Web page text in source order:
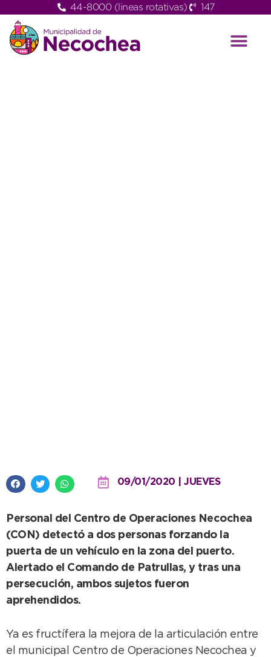
44-8000 (lineas rotativas) 147
09/01/2020 | JUEVES
Personal del Centro de Operaciones Necochea
(CON) detectó a dos personas forzando la
puerta de un vehículo en la zona del puerto.
Alertado el Comando de Patrullas, y tras una
persecución, ambos sujetos fueron
aprehendidos.
Ya es fructífera la mejora de la articulación entre
el municipal Centro de Operaciones Necochea y